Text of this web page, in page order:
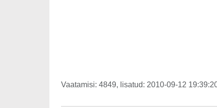
Vaatamisi: 4849, lisatud: 2010-09-12